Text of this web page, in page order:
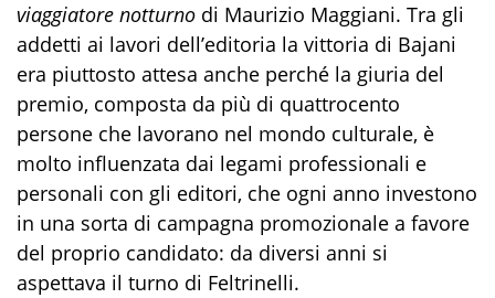
viaggiatore notturno di Maurizio Maggiani. Tra gli
addetti ai lavori dell’editoria la vittoria di Bajani
era piuttosto attesa anche perché la giuria del
premio, composta da più di quattrocento
persone che lavorano nel mondo culturale, è
molto influenzata dai legami professionali e
personali con gli editori, che ogni anno investono
in una sorta di campagna promozionale a favore
del proprio candidato: da diversi anni si
aspettava il turno di Feltrinelli.